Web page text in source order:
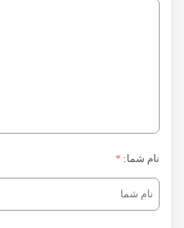
نام شما: *